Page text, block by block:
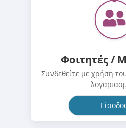
Φοιτητές /
Συνδεθείτε με χρήση